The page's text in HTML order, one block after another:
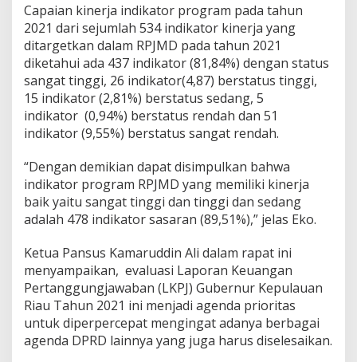
Capaian kinerja indikator program pada tahun
2021 dari sejumlah 534 indikator kinerja yang
ditargetkan dalam RPJMD pada tahun 2021
diketahui ada 437 indikator (81,84%) dengan status
sangat tinggi, 26 indikator(4,87) berstatus tinggi,
15 indikator (2,81%) berstatus sedang, 5
indikator (0,94%) berstatus rendah dan 51
indikator (9,55%) berstatus sangat rendah.
“Dengan demikian dapat disimpulkan bahwa
indikator program RPJMD yang memiliki kinerja
baik yaitu sangat tinggi dan tinggi dan sedang
adalah 478 indikator sasaran (89,51%),” jelas Eko.
Ketua Pansus Kamaruddin Ali dalam rapat ini
menyampaikan, evaluasi Laporan Keuangan
Pertanggungjawaban (LKPJ) Gubernur Kepulauan
Riau Tahun 2021 ini menjadi agenda prioritas
untuk diperpercepat mengingat adanya berbagai
agenda DPRD lainnya yang juga harus diselesaikan.